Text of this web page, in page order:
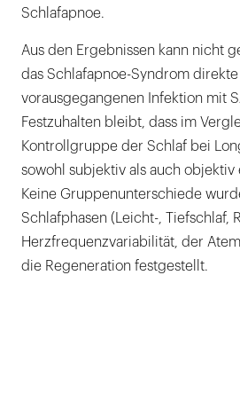
Schlafapnoe.
Aus den Ergebnissen kann nicht
das Schlafapnoe-Syndrom
vorausgegangenen Infektion mit
Festzuhalten bleibt, dass im
Kontrollgruppe der Schlaf bei
sowohl subjektiv als auch objektiv
Keine Gruppenunterschiede
Schlafphasen (Leicht-, Tiefschlaf,
Herzfrequenzvariabilität, der
die Regeneration festgestellt.